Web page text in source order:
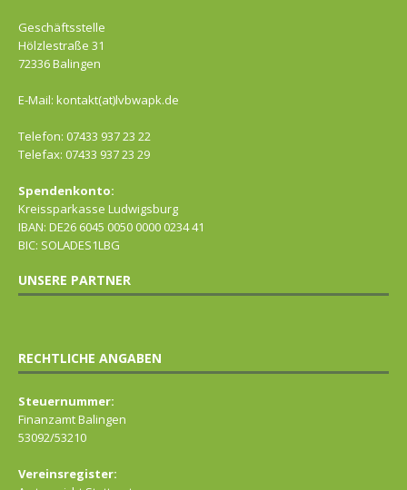
Geschäftsstelle
Hölzlestraße 31
72336 Balingen
E-Mail: kontakt(at)lvbwapk.de
Telefon: 07433 937 23 22
Telefax: 07433 937 23 29
Spendenkonto:
Kreissparkasse Ludwigsburg
IBAN: DE26 6045 0050 0000 0234 41
BIC: SOLADES1LBG
UNSERE PARTNER
RECHTLICHE ANGABEN
Steuernummer:
Finanzamt Balingen
53092/53210
Vereinsregister: